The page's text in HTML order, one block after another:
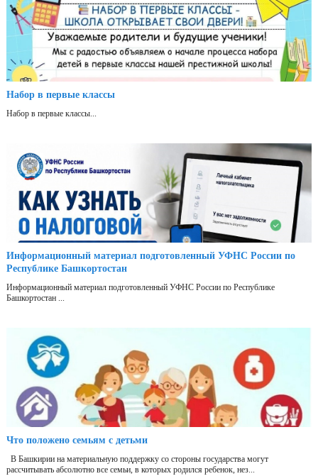
Набор в первые классы
Набор в первые классы...
Информационный материал подготовленный УФНС России по
Республике Башкортостан
Информационный материал подготовленный УФНС России по Республике
Башкортостан ...
Что положено семьям с детьми
В Башкирии на материальную поддержку со стороны государства могут
рассчитывать абсолютно все семьи, в которых родился ребенок, нез...